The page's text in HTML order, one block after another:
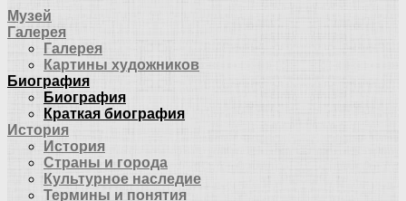
Музей
Галерея
Галерея
Картины художников
Биография
Биография
Краткая биография
История
История
Страны и города
Культурное наследие
Термины и понятия